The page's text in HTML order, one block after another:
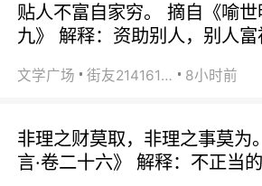
贴人不富自家穷。 摘自《喻世
九》 解释：资助别人，别人富
文学广场 街友21416156 8小时前
非理之财莫取，非理之事莫为
言·卷二十六》 解释：不正当